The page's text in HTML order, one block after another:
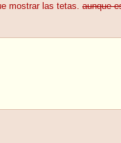
mostrar las tetas. aunque